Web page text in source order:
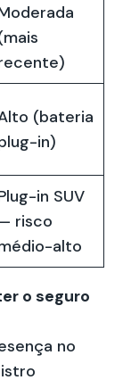
(bateria
in)
in SUV
risco
alto
o seguro
no